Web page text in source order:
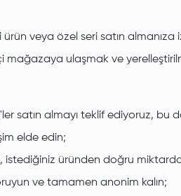
veya özel seri satın almanıza
mağazaya ulaşmak ve
satın almayı teklif ediyoruz, bu
elde edin;
istediğiniz üründen doğru miktarda
ve tamamen anonim kalın;